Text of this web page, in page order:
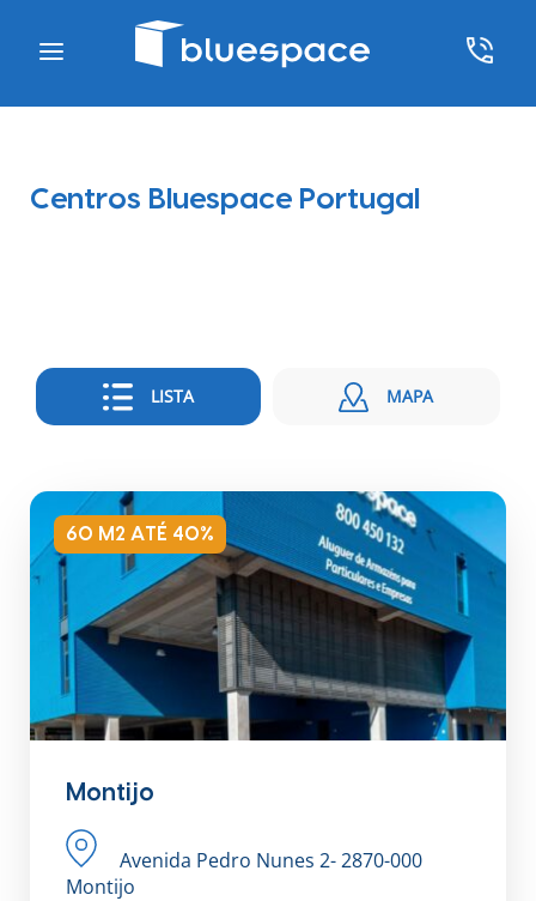
Centros Bluespace Portugal
LISTA MAPA
60 M2 ATÉ 40%
Montijo
Avenida Pedro Nunes 2- 2870-000
Montijo